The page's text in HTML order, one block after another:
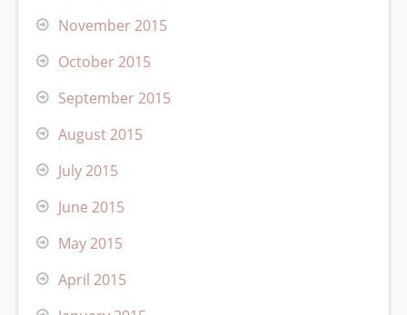
November 2015
October 2015
September 2015
August 2015
July 2015
June 2015
May 2015
April 2015